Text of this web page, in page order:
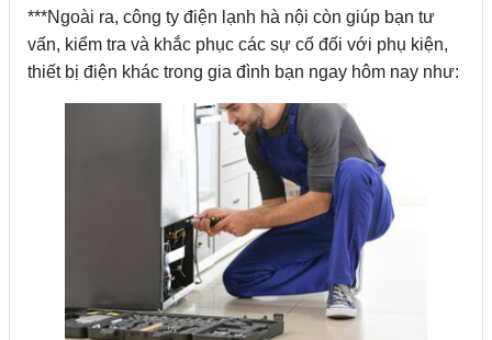
***Ngoài ra, công ty điện lạnh hà nội còn giúp bạn tư
vấn, kiểm tra và khắc phục các sự cố đối với phụ kiện,
thiết bị điện khác trong gia đình bạn ngay hôm nay như: